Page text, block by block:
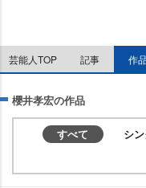
芸能人TOP 記事 作
櫻井孝宏の作品
すべて シ